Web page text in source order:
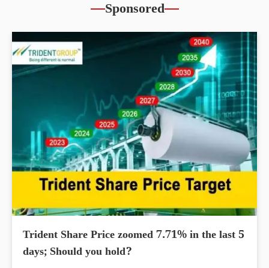
Sponsored
Trident Share Price zoomed 7.71% in the last 5
days; Should you hold?